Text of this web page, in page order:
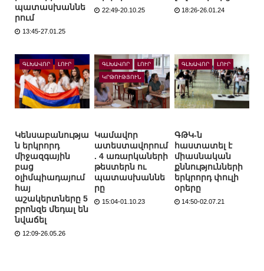
պատասխաննե
րում
13:45-27.01.25
22:49-20.10.25 18:26-26.01.24
ԳԼԽԱՎՈՐ ԼՈՒՐ
Կենսաբանությա
ն երկրորդ
միջազգային
բաց
օլիմպիադայում
հայ
աշակերտները 5
բրոնզե մեդալ են
նվաճել
12:09-26.05.26
ԳԼԽԱՎՈՐ ԼՈՒՐ
ԿՐԹՈՒԹՅՈՒՆ
Կամավոր
ատեստավորում
. 4 առարկաների
թեստերն ու
պատասխաննե
րը
15:04-01.10.23
ԳԼԽԱՎՈՐ ԼՈՒՐ
ԳԹԿ-ն
հաստատել է
միասնական
քննությունների
երկրորդ փուլի
օրերը
14:50-02.07.21